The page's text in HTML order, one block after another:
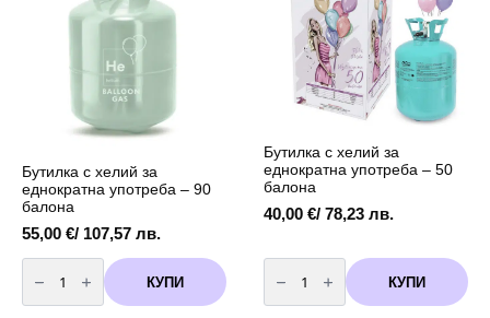
студена
светлина
Бутилка с хелий за
еднократна употреба – 90
балона
55,00 €/ 107,57 лв.
количество
за
Бутилка
с
КУПИ
Бутилка с хелий за
еднократна употреба – 50
балона
40,00 €/ 78,23 лв.
количество
за
Бутилка
с
КУПИ